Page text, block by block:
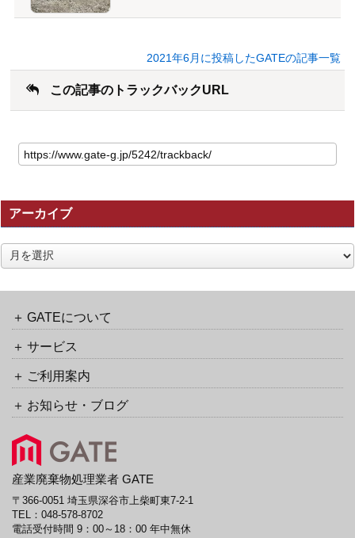
2021年6月に投稿したGATEの記事一覧
この記事のトラックバックURL
の
記
の
ト
ラ
ッ
ク
ッ
URL
アーカイブ
ア
ー
GATEについて
サービス
ご利用案内
お知らせ・ブログ
産業廃棄物処理業者 GATE
〒366-0051 埼玉県深谷市上柴町東7-2-1
TEL： 048-578-8702
電話受付時間 9：00～18：00 年中無休